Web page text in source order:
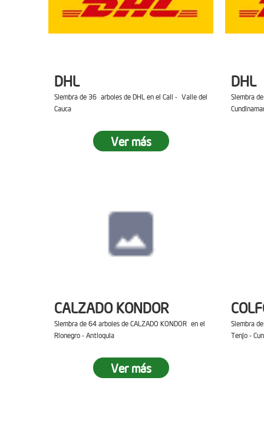
DHL
Siembra de 36 arboles de DHL en el Cali - Valle del
Cauca
Ver más
DHL
Siembra
CALZADO KONDOR
Siembra de 64 arboles de CALZADO KONDOR en el
Rionegro - Antioquia
Ver más
Siembra
Tenjo -